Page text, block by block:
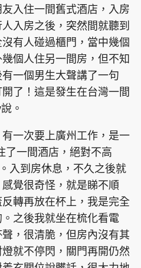
入住一間舊式酒店，入房
入房之後，突然間就聽到
有人碰過櫃門，當中幾個
個人住另一間房，但不知
一個男生大聲講了一句
開了！這是發生在台灣一間
。
有一次要上廣州工作，是一
了一間酒店，絕對不高
入到房休息，不久之後就
覺很奇怪，就是睇不順
轉再放在杯上，我是完全
之後我就坐在梳化看電
，很清脆，但房內沒有其
就不停閃，關門再開仍然